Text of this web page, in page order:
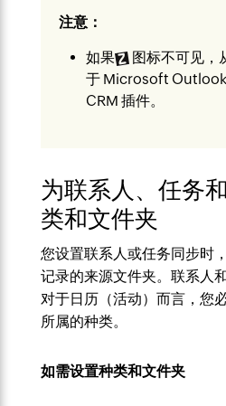
注意：
如果
图标不可见，
于 Microsoft
CRM 插件。
为联系人、任务
类和文件夹
您设置联系人或任务同步时
记录的来源文件夹。联系人
对于日历（活动）而言，您
所属的种类。
如需设置种类和文件夹